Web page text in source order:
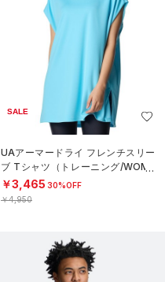
SALE
UAアーマードライ フレンチスリー
ブ Tシャツ（トレーニング/WOME
N）
￥3,465 30%OFF
￥4,950